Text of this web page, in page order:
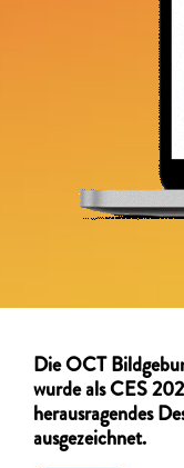
Die OCT
wurde als CES
herausragendes
ausgezeichnet.